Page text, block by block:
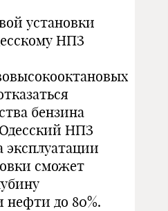
установки
НПЗ
бензина
НПЗ
эксплуатации
сможет
нефти до 80%.